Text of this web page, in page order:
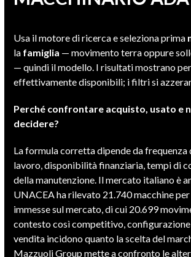
Usa il motore di ricerca e seleziona prima
la famiglia — movimento terra oppure
— quindi il modello. I risultati mostrano
effettivamente disponibili; i filtri si
Perché confrontare acquisto, usato e
decidere?
La formula corretta dipende da frequenza
lavoro, disponibilità finanziaria, tempi di
della manutenzione. Il mercato italiano è
UNACEA ha rilevato 21.740 macchine
immesse sul mercato, di cui 20.699
contesto così competitivo,
vendita incidono quanto la scelta del
Mazzuoli Group mette a confronto le